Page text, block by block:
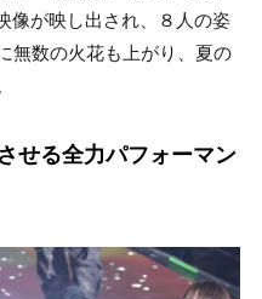
像が映し出され、８人の姿
無数の火花も上がり、夏の
せる全力パフォーマン